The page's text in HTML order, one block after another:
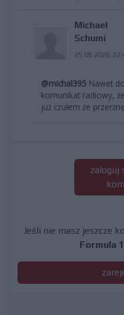
Michael
Schumi
25.05.2026
@michal395 Nawet
komunikat radiowy,
już czułem że
zaloguj
Jeśli nie masz jeszcze
Formula